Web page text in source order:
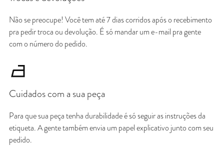
Não se preocupe! Você tem até 7 dias corridos após o recebimento
pra pedir troca ou devolução. É só mandar um e-mail pra gente
com o número do pedido.
Cuidados com a sua peça
Para que sua peça tenha durabilidade é só seguir as instruções da
etiqueta. A gente também envia um papel explicativo junto com seu
pedido.